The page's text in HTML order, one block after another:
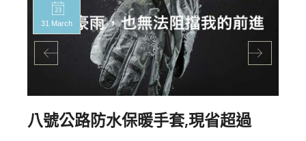
31 March
八號公路防水保暖手套,現省超過